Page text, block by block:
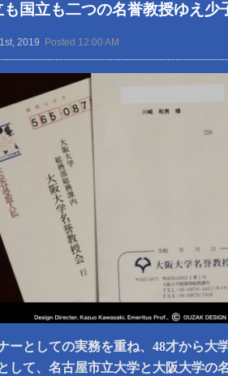
も国立も二つの名誉教授ゆえ少
2019 Posted 12:00 AM
ーとしての実務を重ね、48才から大
して、名古屋市立大学と大阪大学の